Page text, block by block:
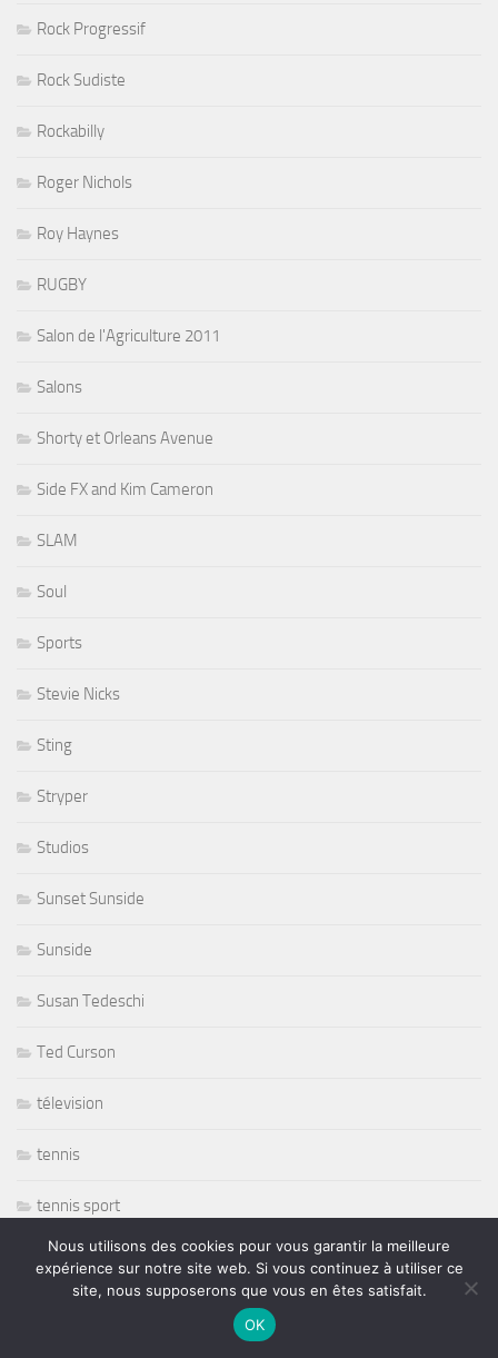
Rock Progressif
Rock Sudiste
Rockabilly
Roger Nichols
Roy Haynes
RUGBY
Salon de l'Agriculture 2011
Salons
Shorty et Orleans Avenue
Side FX and Kim Cameron
SLAM
Soul
Sports
Stevie Nicks
Sting
Stryper
Studios
Sunset Sunside
Sunside
Susan Tedeschi
Ted Curson
télevision
tennis
tennis sport
The Japonese Pop Stars
Nous utilisons des cookies pour vous garantir la meilleure
expérience sur notre site web. Si vous continuez à utiliser ce
site, nous supposerons que vous en êtes satisfait.
OK